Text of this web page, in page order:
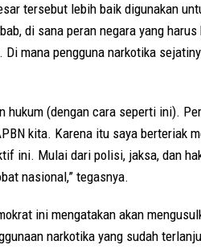
tersebut lebih baik digunakan
di sana peran negara yang
mana pengguna narkotika
hukum (dengan cara seperti ini).
kita. Karena itu saya berteriak
ini. Mulai dari polisi, jaksa, dan
nasional,” tegasnya.
ini mengatakan akan
narkotika yang sudah